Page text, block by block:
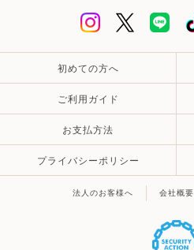
初めての方へ
ご利用ガイド
お支払方法
プライバシーポリシー
法人のお客様へ 会社概要